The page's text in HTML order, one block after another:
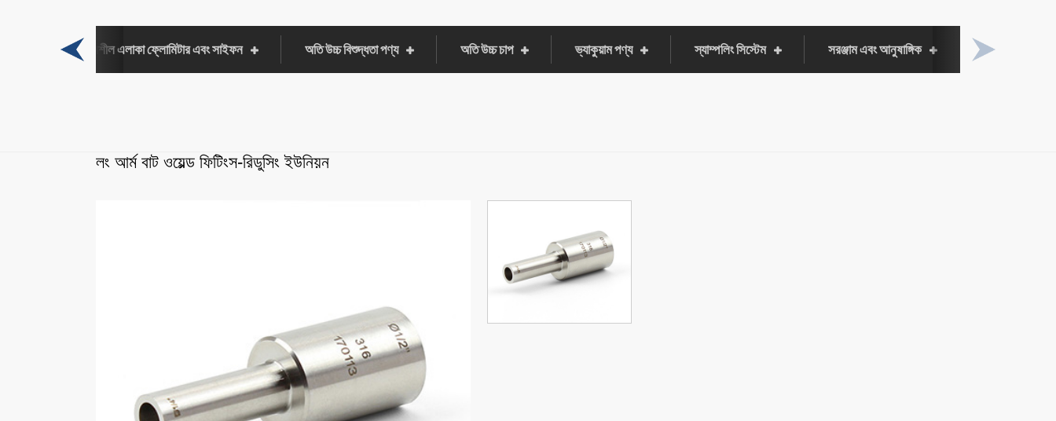
চাপ পরিমাপক পরিবর্তনশীল এলাকা ফ্লোমিটার এবং সাইফন অতি উচ্চ বিশুদ্ধতা পণ্য অতি উচ্চ চাপ ভ্যাকুয়াম পণ্য স্যাম্পলিং সিস্টেম সরঞ্জাম এবং আনুষাঙ্গিক
লং আর্ম বাট ওয়েল্ড ফিটিংস-রিডুসিং ইউনিয়ন